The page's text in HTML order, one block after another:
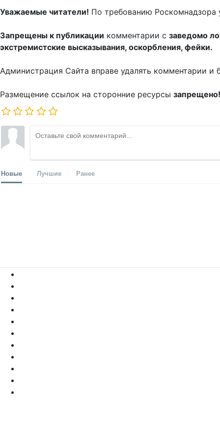
Уважаемые читатели! По требованию Роскомнадзора
Запрещены к публикации комментарии с заведомо
экстремистские высказывания, оскорбления, фейки.
Администрация Сайта вправе удалять комментарии и
Размещение ссылок на сторонние ресурсы запрещено!
Новые Лучшие Ранее